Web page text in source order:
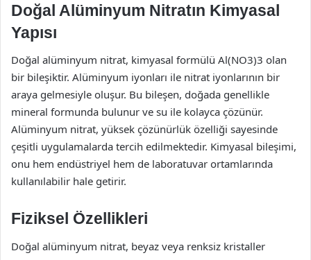
Doğal Alüminyum Nitratın Kimyasal
Yapısı
Doğal alüminyum nitrat, kimyasal formülü Al(NO3)3 olan
bir bileşiktir. Alüminyum iyonları ile nitrat iyonlarının bir
araya gelmesiyle oluşur. Bu bileşen, doğada genellikle
mineral formunda bulunur ve su ile kolayca çözünür.
Alüminyum nitrat, yüksek çözünürlük özelliği sayesinde
çeşitli uygulamalarda tercih edilmektedir. Kimyasal bileşimi,
onu hem endüstriyel hem de laboratuvar ortamlarında
kullanılabilir hale getirir.
Fiziksel Özellikleri
Doğal alüminyum nitrat, beyaz veya renksiz kristaller